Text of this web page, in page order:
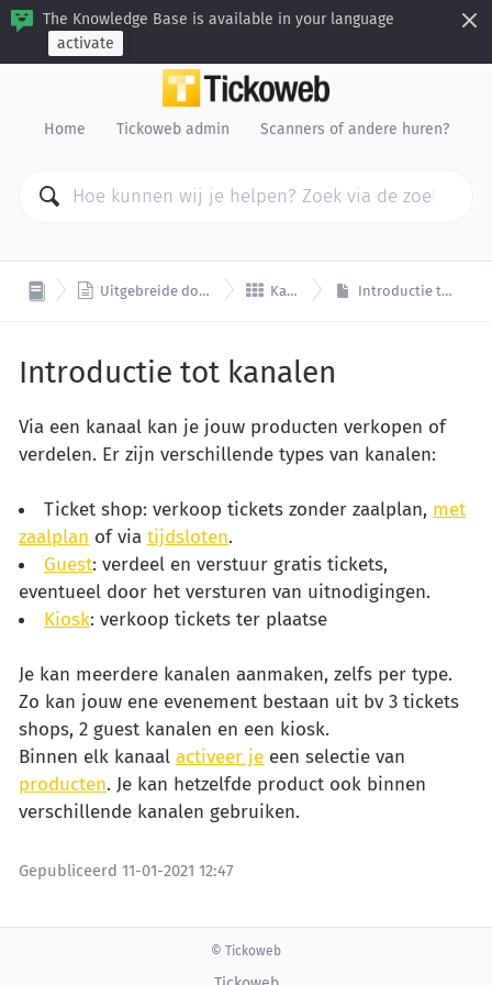
The Knowledge Base is available in your language
activate
Home Tickoweb admin Scanners of andere huren?
 Uitgebreide documentatie  Kanalen Introductie tot kanalen
Introductie tot kanalen
Via een kanaal kan je jouw producten verkopen of
verdelen. Er zijn verschillende types van kanalen:
Ticket shop: verkoop tickets zonder zaalplan, met
zaalplan of via tijdsloten.
Guest: verdeel en verstuur gratis tickets,
eventueel door het versturen van uitnodigingen.
Kiosk: verkoop tickets ter plaatse
Je kan meerdere kanalen aanmaken, zelfs per type.
Zo kan jouw ene evenement bestaan uit bv 3 tickets
shops, 2 guest kanalen en een kiosk.
Binnen elk kanaal activeer je een selectie van
producten. Je kan hetzelfde product ook binnen
verschillende kanalen gebruiken.
Gepubliceerd 11-01-2021 12:47
© Tickoweb